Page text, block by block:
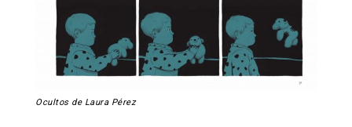
Ocultos de Laura Pérez